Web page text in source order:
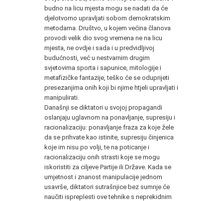
budno na licu mjesta mogu se nadati da će
djelotvorno upravljati sobom demokratskim
metodama. Društvo, u kojem većina članova
provodi velik dio svog vremena ne na licu
mjesta, ne ovdje i sada i u predvidljivoj
budućnosti, već u nestvarnim drugim
svjetovima sporta i sapunice, mitologije i
metafizičke fantazije, teško će se oduprijeti
presezanjima onih koji bi njime htjeli upravljati i
manipulirati.
Današnji se diktatori u svojoj propagandi
oslanjaju uglavnom na ponavljanje, supresiju i
racionalizaciju: ponavljanje fraza za koje žele
da se prihvate kao istinite, supresiju činjenica
koje im nisu po volji, te na poticanje i
racionalizaciju onih strasti koje se mogu
iskoristiti za ciljeve Partije ili Države. Kada se
umjetnost i znanost manipulacije jednom
usavrše, diktatori sutrašnjice bez sumnje će
naučiti ispreplesti ove tehnike s neprekidnim